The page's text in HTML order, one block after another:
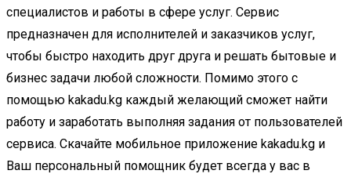
специалистов и работы в сфере услуг. Сервис
предназначен для исполнителей и заказчиков услуг,
чтобы быстро находить друг друга и решать бытовые и
бизнес задачи любой сложности. Помимо этого с
помощью kakadu.kg каждый желающий сможет найти
работу и заработать выполняя задания от пользователей
сервиса. Скачайте мобильное приложение kakadu.kg и
Ваш персональный помощник будет всегда у вас в